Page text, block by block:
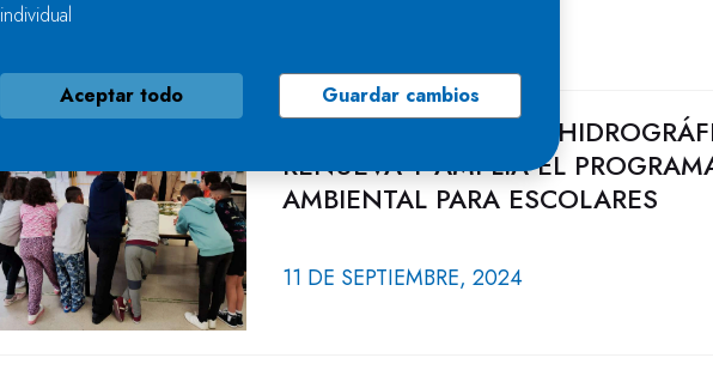
LA CONFEDERACIÓN
RENUEVA Y AMPLÍA EL
AMBIENTAL PARA ESCOLARES
11 DE SEPTIEMBRE, 2024
individual
Aceptar todo Guardar cambios